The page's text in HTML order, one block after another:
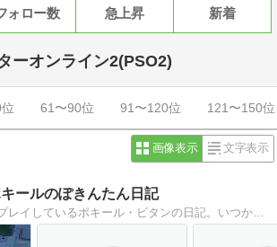
ォロー数 急上昇 新着
ーオンライン2(PSO2)
61〜90位 91〜120位 121〜150位
画像表示 文字表示
ールのぽきんたん日記
ＰＳＯ２NGSをプレイしているポキール・ビタンの日記。いつか終わりを迎えるときに、懐かしく振り返れたら・・・と思います